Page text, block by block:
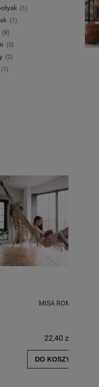
(1)
(1)
(8)
(3)
(2)
(1)